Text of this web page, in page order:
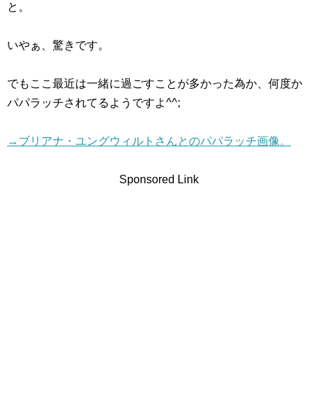
と。
いやぁ、驚きです。
でもここ最近は一緒に過ごすことが多かった為か、何度か
パパラッチされてるようですよ^^;
→ブリアナ・ユングウィルトさんとのパパラッチ画像。
Sponsored Link